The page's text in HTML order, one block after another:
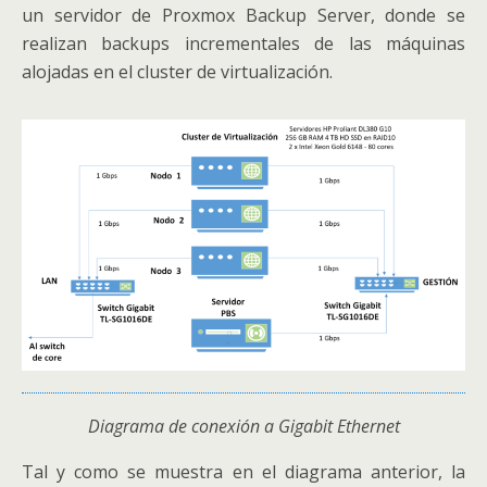
un servidor de Proxmox Backup Server, donde se
realizan backups incrementales de las máquinas
alojadas en el cluster de virtualización.
Diagrama de conexión a Gigabit Ethernet
Tal y como se muestra en el diagrama anterior, la